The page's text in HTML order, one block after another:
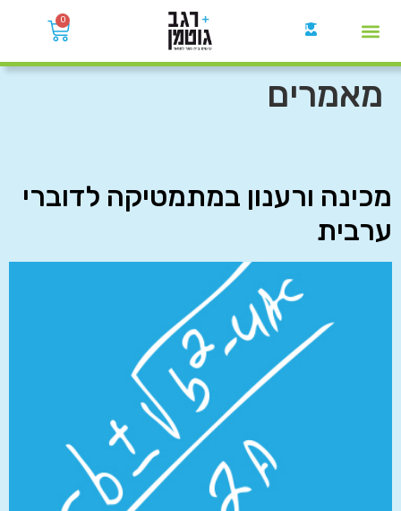
0
מאמרים
מכינה ורענון במתמטיקה לדוברי
ערבית